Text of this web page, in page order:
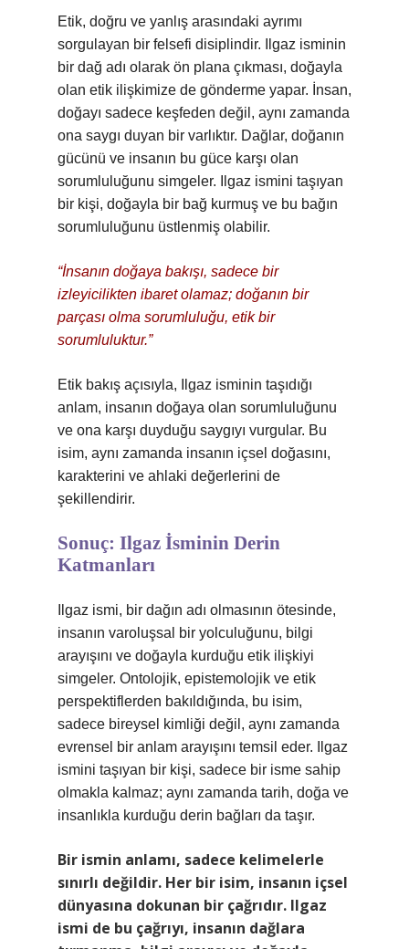
Etik, doğru ve yanlış arasındaki ayrımı
sorgulayan bir felsefi disiplindir. Ilgaz isminin
bir dağ adı olarak ön plana çıkması, doğayla
olan etik ilişkimize de gönderme yapar. İnsan,
doğayı sadece keşfeden değil, aynı zamanda
ona saygı duyan bir varlıktır. Dağlar, doğanın
gücünü ve insanın bu güce karşı olan
sorumluluğunu simgeler. Ilgaz ismini taşıyan
bir kişi, doğayla bir bağ kurmuş ve bu bağın
sorumluluğunu üstlenmiş olabilir.
“İnsanın doğaya bakışı, sadece bir
izleyicilikten ibaret olamaz; doğanın bir
parçası olma sorumluluğu, etik bir
sorumluluktur.”
Etik bakış açısıyla, Ilgaz isminin taşıdığı
anlam, insanın doğaya olan sorumluluğunu
ve ona karşı duyduğu saygıyı vurgular. Bu
isim, aynı zamanda insanın içsel doğasını,
karakterini ve ahlaki değerlerini de
şekillendirir.
Sonuç: Ilgaz İsminin Derin
Katmanları
Ilgaz ismi, bir dağın adı olmasının ötesinde,
insanın varoluşsal bir yolculuğunu, bilgi
arayışını ve doğayla kurduğu etik ilişkiyi
simgeler. Ontolojik, epistemolojik ve etik
perspektiflerden bakıldığında, bu isim,
sadece bireysel kimliği değil, aynı zamanda
evrensel bir anlam arayışını temsil eder. Ilgaz
ismini taşıyan bir kişi, sadece bir isme sahip
olmakla kalmaz; aynı zamanda tarih, doğa ve
insanlıkla kurduğu derin bağları da taşır.
Bir ismin anlamı, sadece kelimelerle
sınırlı değildir. Her bir isim, insanın içsel
dünyasına dokunan bir çağrıdır. Ilgaz
ismi de bu çağrıyı, insanın dağlara